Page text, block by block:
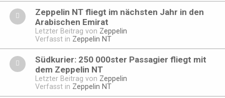
Zeppelin NT fliegt im nächsten Jahr in den
Arabischen Emirat
Letzter Beitrag von Zeppelin
Verfasst in Zeppelin NT
Südkurier: 250 000ster Passagier fliegt mit
dem Zeppelin NT
Letzter Beitrag von Zeppelin
Verfasst in Zeppelin NT